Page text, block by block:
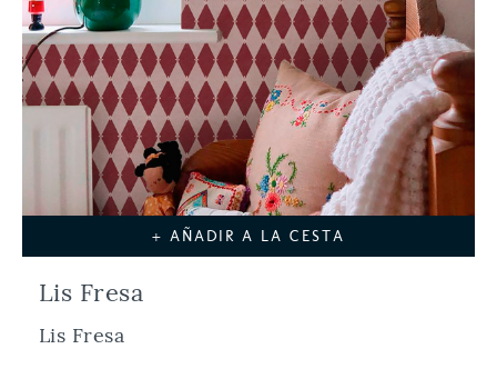
+ AÑADIR A LA CESTA
Lis Fresa
Lis Fresa